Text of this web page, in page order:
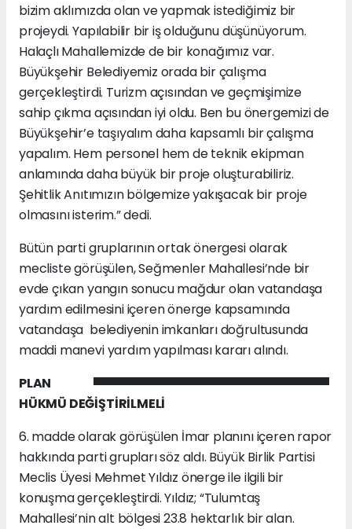
bizim aklımızda olan ve yapmak istediğimiz bir
projeydi. Yapılabilir bir iş olduğunu düşünüyorum.
Halaçlı Mahallemizde de bir konağımız var.
Büyükşehir Belediyemiz orada bir çalışma
gerçekleştirdi. Turizm açısından ve geçmişimize
sahip çıkma açısından iyi oldu. Ben bu önergemizi de
Büyükşehir’e taşıyalım daha kapsamlı bir çalışma
yapalım. Hem personel hem de teknik ekipman
anlamında daha büyük bir proje oluşturabiliriz.
Şehitlik Anıtımızın bölgemize yakışacak bir proje
olmasını isterim.” dedi.
Bütün parti gruplarının ortak önergesi olarak
mecliste görüşülen, Seğmenler Mahallesi’nde bir
evde çıkan yangın sonucu mağdur olan vatandaşa
yardım edilmesini içeren önerge kapsamında
vatandaşa belediyenin imkanları doğrultusunda
maddi manevi yardım yapılması kararı alındı.
PLAN
HÜKMÜ DEĞİŞTİRİLMELİ
6. madde olarak görüşülen İmar planını içeren rapor
hakkında parti grupları söz aldı. Büyük Birlik Partisi
Meclis Üyesi Mehmet Yıldız önerge ile ilgili bir
konuşma gerçekleştirdi. Yıldız; “Tulumtaş
Mahallesi’nin alt bölgesi 23.8 hektarlık bir alan.